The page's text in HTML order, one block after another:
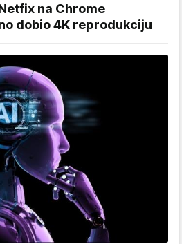
na Chrome
dobio 4K reprodukciju